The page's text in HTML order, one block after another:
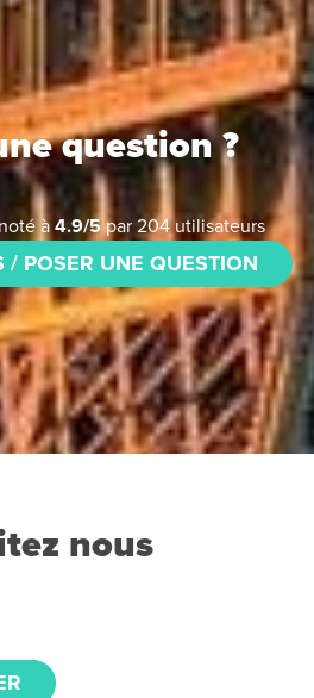
question ?
à4.9/5 par204utilisateurs
/ POSER UNE QUESTION
nous